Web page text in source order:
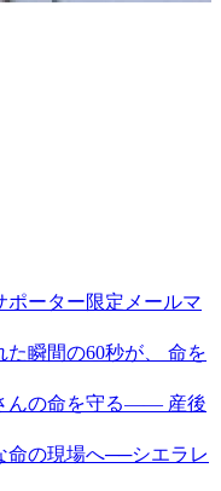
ポーター限定メールマ
た瞬間の60秒が、 命を
んの命を守る—— 産後
命の現場へ──シエラレ